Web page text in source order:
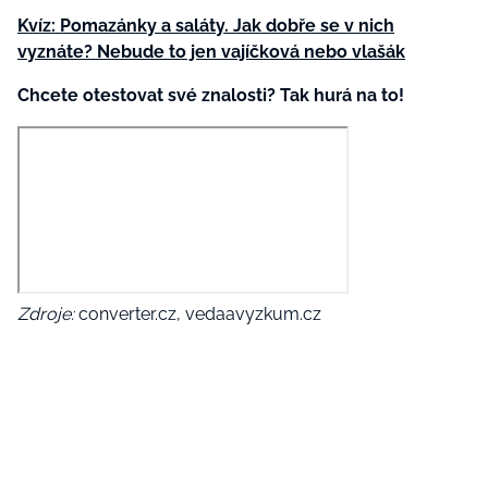
Kvíz: Pomazánky a saláty. Jak dobře se v nich
vyznáte? Nebude to jen vajíčková nebo vlašák
Chcete otestovat své znalosti? Tak hurá na to!
Zdroje:converter.cz, vedaavyzkum.cz